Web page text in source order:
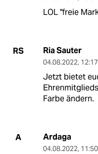
LOL "freie
RS Ria Sauter
04.08.2022,
Jetzt bietet
Farbe ändern.
A Ardaga
04.08.2022,